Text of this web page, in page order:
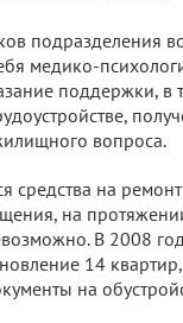
подразделения
медико-
поддержки,
вопроса.
средства на
на
В 2008
14
на